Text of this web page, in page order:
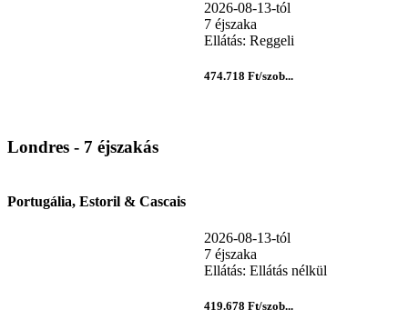
2026-08-13-tól
7 éjszaka
Ellátás: Reggeli
474.718 Ft/szob...
Londres - 7 éjszakás
Portugália, Estoril & Cascais
2026-08-13-tól
7 éjszaka
Ellátás: Ellátás nélkül
419.678 Ft/szob...